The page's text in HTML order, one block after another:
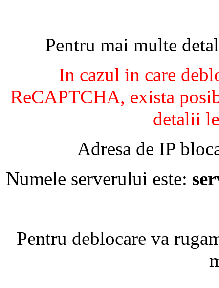
Pentru mai multe
In cazul in care
ReCAPTCHA, exista
detalii
Adresa de IP
Numele serverului este:
Pentru deblocare va